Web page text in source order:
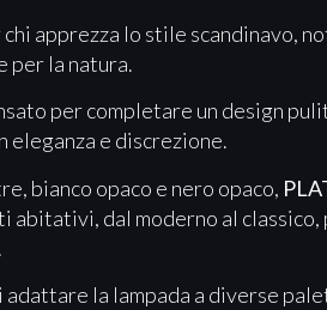
apprezza lo stile scandinavo,
per la natura.
per completare un design
eleganza e discrezione.
bianco opaco e nero opaco,
abitativi, dal moderno al classico,
la lampada a diverse